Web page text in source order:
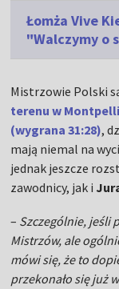
Łomża Vive
"Walczymy o
Mistrzowie Polski
terenu w
(wygrana 31:28),
mają niemal na
jednak jeszcze
zawodnicy, jak i
– Szczególnie, jeśli
Mistrzów, ale
mówi się, że to
przekonało się już